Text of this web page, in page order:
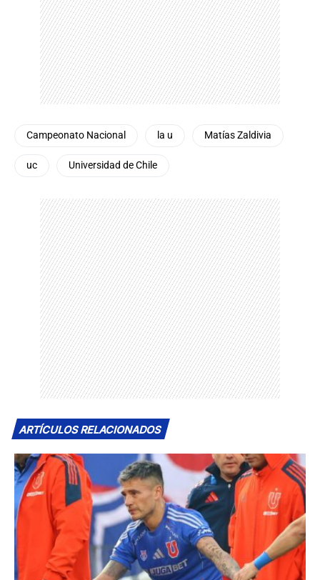
Campeonato Nacional la u Matías Zaldivia
uc Universidad de Chile
ARTÍCULOS RELACIONADOS